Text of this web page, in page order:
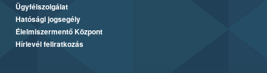
Ügyfélszolgálat
Hatósági jogsegély
Élelmiszermentő Központ
Hírlevél feliratkozás